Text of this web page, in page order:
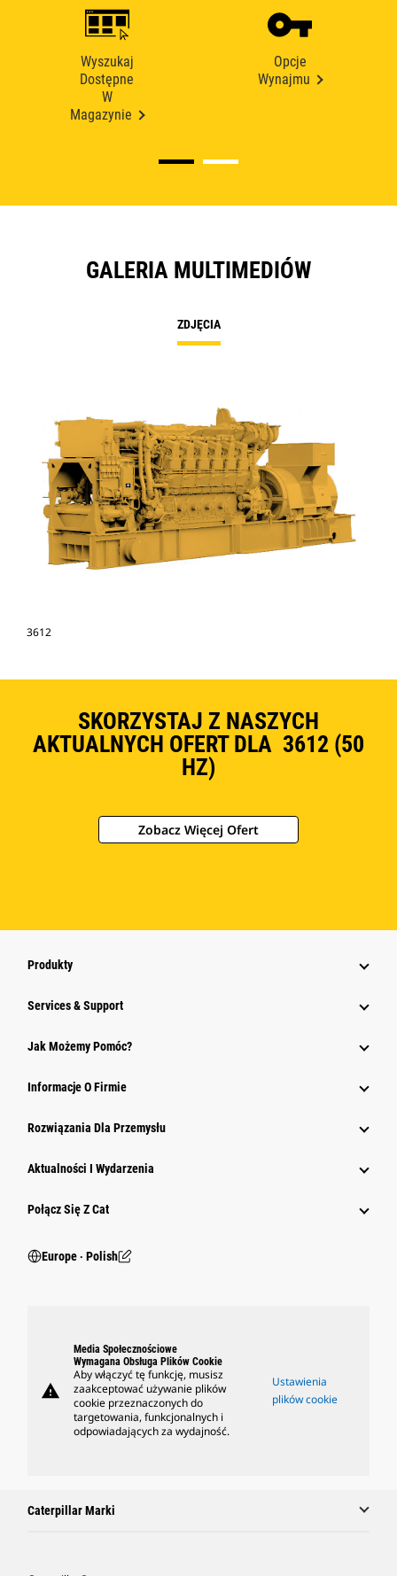
Wyszukaj
Dostępne
W
Magazynie
Opcje
Wynajmu
GALERIA MULTIMEDIÓW
ZDJĘCIA
3612
SKORZYSTAJ Z NASZYCH
AKTUALNYCH OFERT DLA 3612 (50
HZ)
Zobacz Więcej Ofert
Produkty
Services & Support
Jak Możemy Pomóc?
Informacje O Firmie
Rozwiązania Dla Przemysłu
Aktualności I Wydarzenia
Połącz Się Z Cat
Europe ‧ Polish
warning
Media Społecznościowe
Wymagana Obsługa Plików Cookie
Aby włączyć tę funkcję, musisz
zaakceptować używanie plików
cookie przeznaczonych do
targetowania, funkcjonalnych i
odpowiadających za wydajność.
Ustawienia
plików cookie
Caterpillar Marki